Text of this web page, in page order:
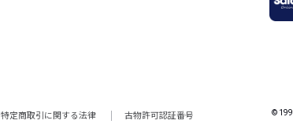
特定商取引に関する法律 古物許可認証番号 ©